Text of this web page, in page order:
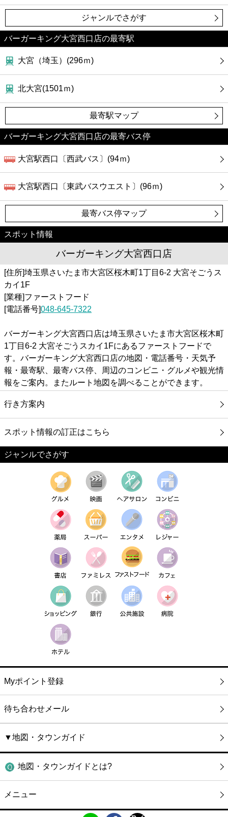
ジャンルでさがす
バーガーキング大宮西口店の最寄駅
大宮（埼玉）(296ｍ)
北大宮(1501ｍ)
最寄駅マップ
バーガーキング大宮西口店の最寄バス停
大宮駅西口〔西武バス〕(94ｍ)
大宮駅西口〔東武バスウエスト〕(96ｍ)
最寄バス停マップ
スポット情報
バーガーキング大宮西口店
[住所]埼玉県さいたま市大宮区桜木町1丁目6-2 大宮そごうス
カイ1F
[業種]ファーストフード
[電話番号]048-645-7322
バーガーキング大宮西口店は埼玉県さいたま市大宮区桜木町
1丁目6-2 大宮そごうスカイ1Fにあるファーストフードで
す。バーガーキング大宮西口店の地図・電話番号・天気予
報・最寄駅、最寄バス停、周辺のコンビニ・グルメや観光情
報をご案内。またルート地図を調べることができます。
行き方案内
スポット情報の訂正はこちら
ジャンルでさがす
Myポイント登録
待ち合わせメール
▼地図・タウンガイド
地図・タウンガイドとは?
メニュー